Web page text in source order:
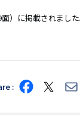
）に掲載されました
Share
on
Share
on via